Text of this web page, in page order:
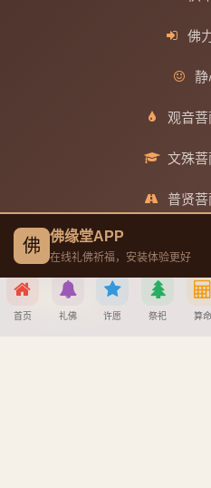
佛
静
观音菩
文殊菩
普贤菩
帮助中心
佛 佛缘堂APP
在线礼佛祈福，安装体验更好
首页 礼佛 许愿 祭祀 算命